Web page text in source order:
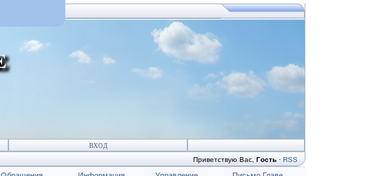
ВХОД
Приветствую Вас Гость · RSS